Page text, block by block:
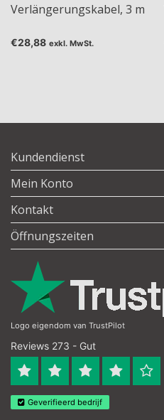
Verlängerungskabel, 3 m
€28,88 exkl. MwSt.
Kundendienst
Mein Konto
Kontakt
Öffnungszeiten
Logo eigendom van TrustPilot
Reviews 273 - Gut
Geverifieerd bedrijf